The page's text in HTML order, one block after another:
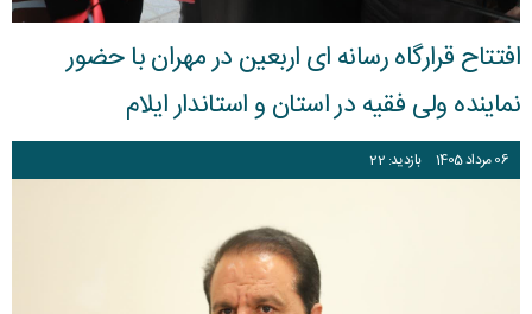
افتتاح قرارگاه رسانه ای اربعین در مهران با حضور
نماینده ولی فقیه در استان و استاندار ایلام
06مرداد1405 بازدید: 22